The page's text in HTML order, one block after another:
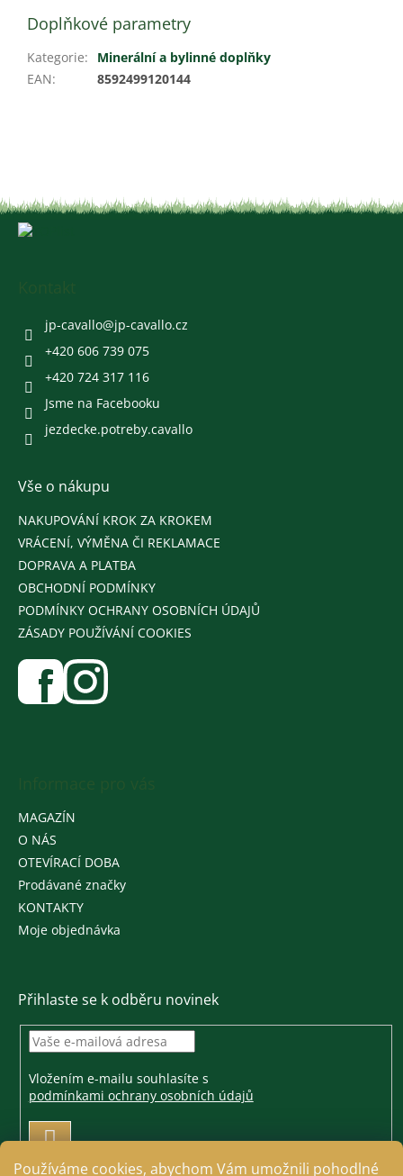
Používáme cookies, abychom Vám umožnili pohodlné
Doplňkové parametry
Kategorie:
Minerální a bylinné doplňky
EAN: 8592499120144
jp-cavallo@jp-cavallo.cz
+420 606 739 075
+420 724 317 116
Jsme na Facebooku
jezdecke.potreby.cavallo
Vše o nákupu
NAKUPOVÁNÍ KROK ZA KROKEM
VRÁCENÍ, VÝMĚNA ČI REKLAMACE
DOPRAVA A PLATBA
OBCHODNÍ PODMÍNKY
PODMÍNKY OCHRANY OSOBNÍCH ÚDAJŮ
ZÁSADY POUŽÍVÁNÍ COOKIES
MAGAZÍN
O NÁS
OTEVÍRACÍ DOBA
Prodávané značky
KONTAKTY
Moje objednávka
Přihlaste se k odběru novinek
Vložením e-mailu souhlasíte s
podmínkami ochrany osobních údajů
PŘIHLÁSIT